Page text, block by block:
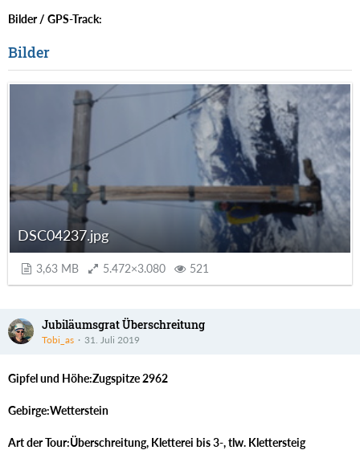
Bilder / GPS-Track:
Bilder
DSC04237.jpg
3,63 MB 5.472×3.080 521
Jubiläumsgrat Überschreitung
Tobi_as 31. Juli 2019
Gipfel und Höhe:Zugspitze 2962
Gebirge:Wetterstein
Art der Tour:Überschreitung, Kletterei bis 3-, tlw. Klettersteig